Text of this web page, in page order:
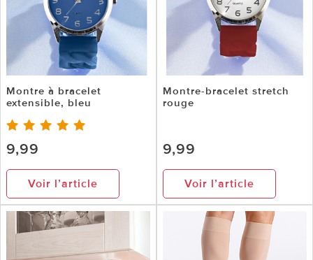
Montre à bracelet
extensible, bleu
9,99
Voir l’article
Montre-bracelet stretch
rouge
9,99
Voir l’article